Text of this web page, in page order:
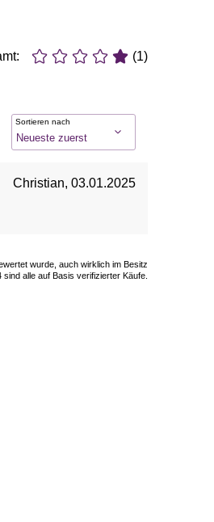
(1)
Sortieren nach
Christian, 03.01.2025
wurde, auch wirklich im Besitz
alle auf Basis verifizierter Käufe.